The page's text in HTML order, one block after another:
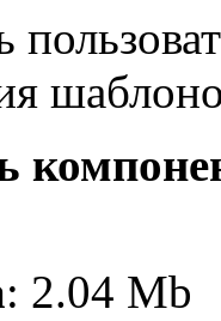
: 2.04 Mb